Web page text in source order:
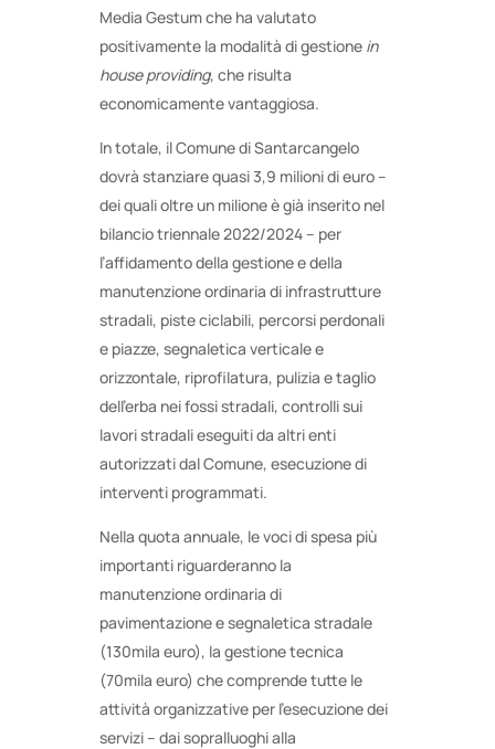
Media Gestum che ha valutato
positivamente la modalità di gestione in
house providing, che risulta
economicamente vantaggiosa.
In totale, il Comune di Santarcangelo
dovrà stanziare quasi 3,9 milioni di euro –
dei quali oltre un milione è già inserito nel
bilancio triennale 2022/2024 – per
l’affidamento della gestione e della
manutenzione ordinaria di infrastrutture
stradali, piste ciclabili, percorsi perdonali
e piazze, segnaletica verticale e
orizzontale, riprofilatura, pulizia e taglio
dell’erba nei fossi stradali, controlli sui
lavori stradali eseguiti da altri enti
autorizzati dal Comune, esecuzione di
interventi programmati.
Nella quota annuale, le voci di spesa più
importanti riguarderanno la
manutenzione ordinaria di
pavimentazione e segnaletica stradale
(130mila euro), la gestione tecnica
(70mila euro) che comprende tutte le
attività organizzative per l’esecuzione dei
servizi – dai sopralluoghi alla